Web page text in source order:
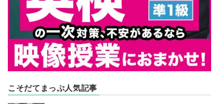
こそだてまっぷ人気記事